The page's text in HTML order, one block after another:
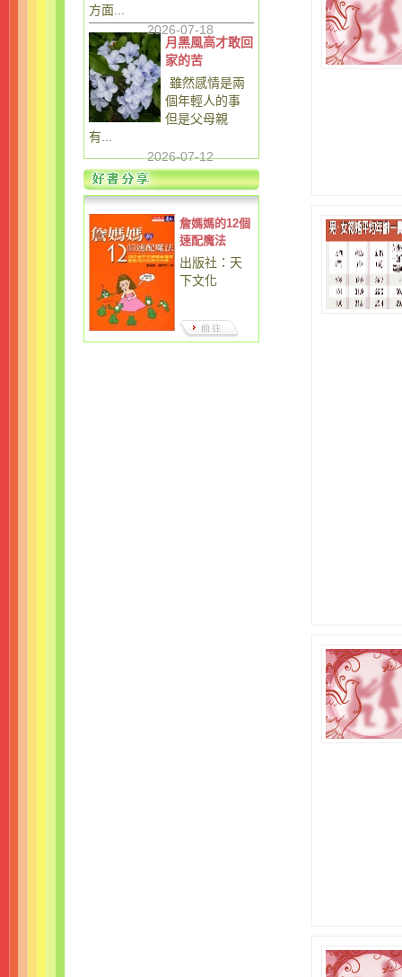
方面...
2026-07-18
月黑風高才敢回
家的苦
雖然感情是兩
個年輕人的事
但是父母親
有...
2026-07-12
詹媽媽的12個
速配魔法
出版社：天
下文化